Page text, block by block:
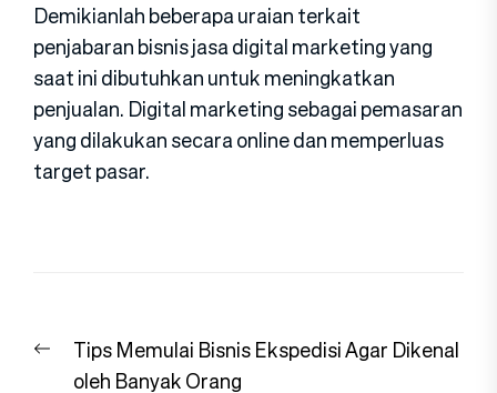
Demikianlah beberapa uraian terkait
penjabaran bisnis jasa digital marketing yang
saat ini dibutuhkan untuk meningkatkan
penjualan. Digital marketing sebagai pemasaran
yang dilakukan secara online dan memperluas
target pasar.
pos
Previous
post:
Tips Memulai Bisnis Ekspedisi Agar Dikenal
oleh Banyak Orang